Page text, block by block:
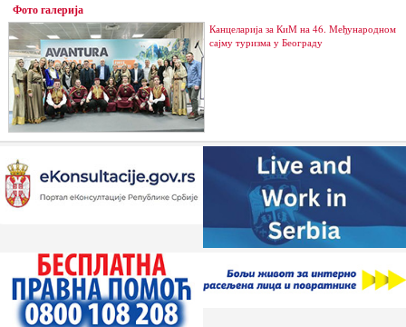
Фото галерија
Канцеларија за КиМ на 46. Међународном
сајму туризма у Београду